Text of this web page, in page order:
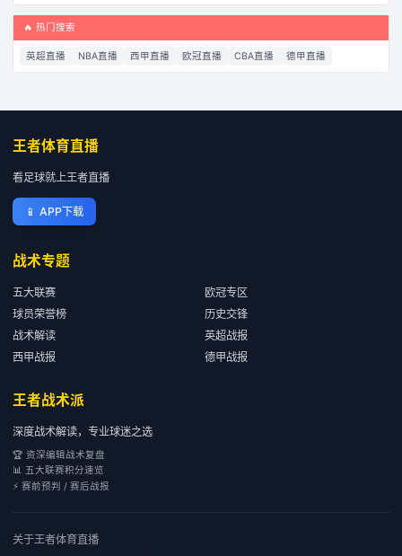
🔥 热门搜索
英超直播 NBA直播 西甲直播 欧冠直播 CBA直播 德甲直播
王者体育直播
看足球就上王者直播
📱 APP下载
战术专题
五大联赛
欧冠专区
球员荣誉榜
历史交锋
战术解读
英超战报
西甲战报
德甲战报
王者战术派
深度战术解读，专业球迷之选
🏆 资深编辑战术复盘
📊 五大联赛积分速览
⚡ 赛前预判 / 赛后战报
关于王者体育直播